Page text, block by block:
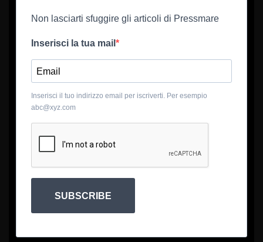
Non lasciarti sfuggire gli articoli di Pressmare
Inserisci la tua mail
Inserisci il tuo indirizzo email per iscriverti. Per esempio
abc@xyz.com
SUBSCRIBE